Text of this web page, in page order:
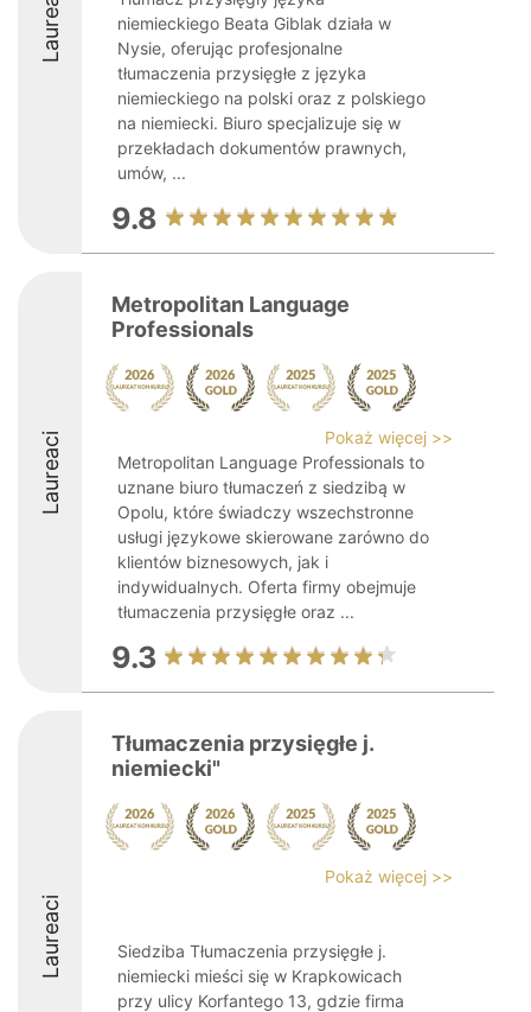
Laureaci
niemieckiego Beata Giblak działa w
Nysie, oferując profesjonalne
tłumaczenia przysięgłe z języka
niemieckiego na polski oraz z polskiego
na niemiecki. Biuro specjalizuje się w
przekładach dokumentów prawnych,
umów, ...
9.8
Laureaci
Metropolitan Language
Professionals
Pokaż więcej >>
Metropolitan Language Professionals to
uznane biuro tłumaczeń z siedzibą w
Opolu, które świadczy wszechstronne
usługi językowe skierowane zarówno do
klientów biznesowych, jak i
indywidualnych. Oferta firmy obejmuje
tłumaczenia przysięgłe oraz ...
9.3
Laureaci
Tłumaczenia przysięgłe j.
niemiecki"
Pokaż więcej >>
Siedziba Tłumaczenia przysięgłe j.
niemiecki mieści się w Krapkowicach
przy ulicy Korfantego 13, gdzie firma